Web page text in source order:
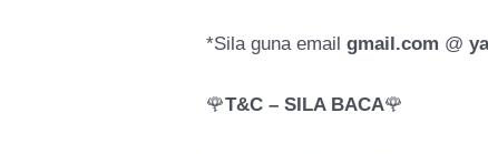
*Sila guna emailgmail.com @
🌹T&C – SILA BACA🌹